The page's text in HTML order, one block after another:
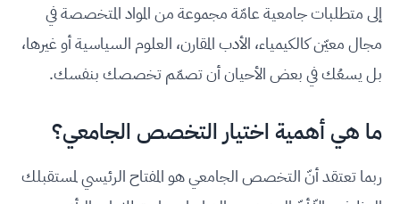
إلى متطلبات جامعية عامّة مجموعة من المواد المتخصصة في
مجال معيّن كالكيمياء، الأدب المقارن، العلوم السياسية أو غيرها،
بل يسعُك في بعض الأحيان أن تصمّم تخصصك بنفسك.
ما هي أهمية اختيار التخصص الجامعي؟
ربما تعتقد أنّ التخصص الجامعي هو المفتاح الرئيسي لمستقبلك